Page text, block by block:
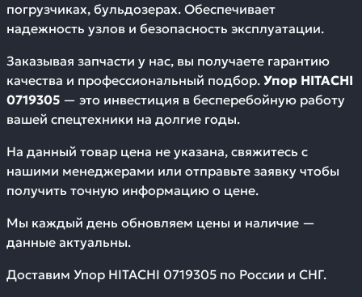
погрузчиках, бульдозерах. Обеспечивает
надежность узлов и безопасность эксплуатации.
Заказывая запчасти у нас, вы получаете гарантию
качества и профессиональный подбор. Упор HITACHI
0719305 — это инвестиция в бесперебойную работу
вашей спецтехники на долгие годы.
На данный товар цена не указана, свяжитесь с
нашими менеджерами или отправьте заявку чтобы
получить точную информацию о цене.
Мы каждый день обновляем цены и наличие —
данные актуальны.
Доставим Упор HITACHI 0719305 по России и СНГ.